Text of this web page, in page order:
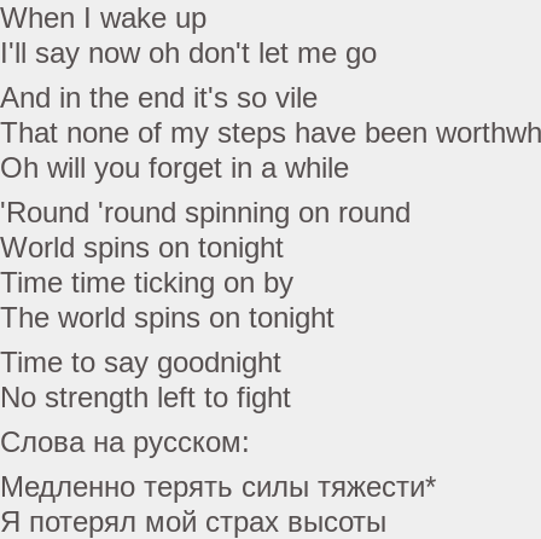
When I wake up
I'll say now oh don't let me go
And in the end it's so vile
That none of my steps have been
Oh will you forget in a while
'Round 'round spinning on round
World spins on tonight
Time time ticking on by
The world spins on tonight
Time to say goodnight
No strength left to fight
Слова на русском:
Медленно терять силы тяжести*
Я потерял мой страх высоты